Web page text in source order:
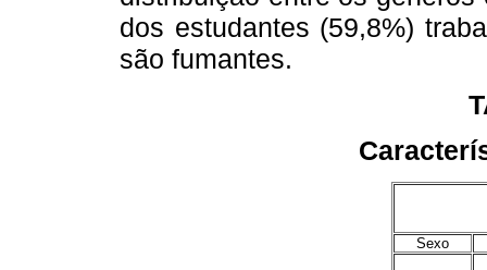
dos estudantes (59,8%)
são fumantes.
Sexo